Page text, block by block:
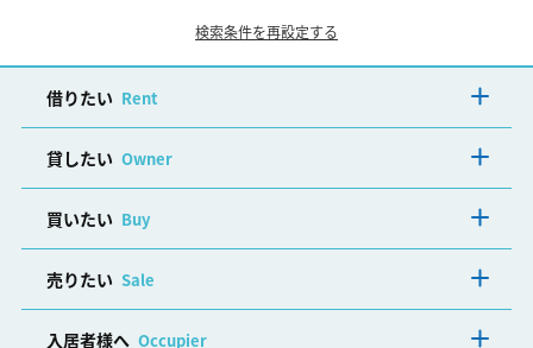
検索条件を再設定する
借りたい Rent
貸したい Owner
買いたい Buy
売りたい Sale
入居者様へ Occupier